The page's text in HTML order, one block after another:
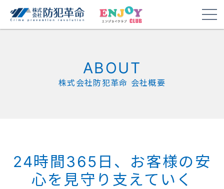
ABOUT
株式会社防犯革命 会社概要
24時間365日、お客様の安
心を見守り支えていく